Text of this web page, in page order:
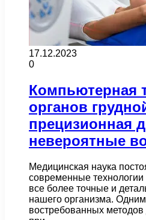
17.12.2023
0
Компьютерная
органов
прецизионная
невероятные
Медицинская наука
современные
все более точные и
нашего организма.
востребованных методов